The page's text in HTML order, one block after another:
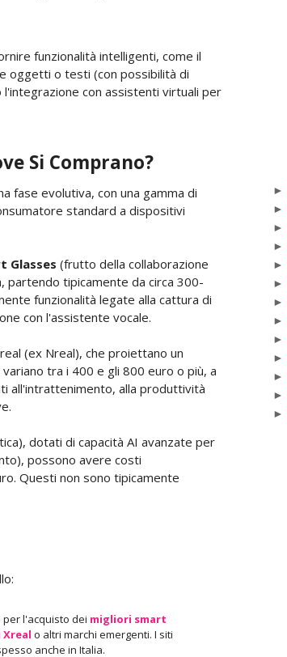
funzionalità intelligenti, come il
oggetti o testi (con possibilità di
con assistenti virtuali per
Si Comprano?
fase evolutiva, con una gamma di
standard a dispositivi
Glasses (frutto della collaborazione
partendo tipicamente da circa 300-
funzionalità legate alla cattura di
con l'assistente vocale.
(ex Nreal), che proiettano un
tra i 400 e gli 800 euro o più, a
all'intrattenimento, alla produttività
dotati di capacità AI avanzate per
possono avere costi
Questi non sono tipicamente
l'acquisto dei migliori smart
o altri marchi emergenti. I siti
anche in Italia.
►
►
►
►
►
►
►
►
►
►
►
►
►